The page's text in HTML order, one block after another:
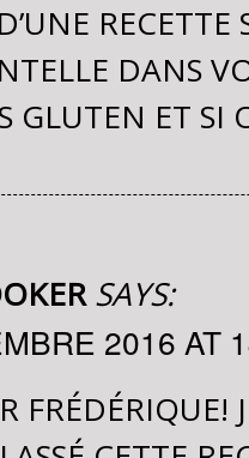
DANS
GLUTEN ET SI
SAYS:
2016 AT
FRÉDÉRIQUE!